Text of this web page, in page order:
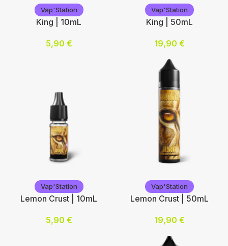
Vap'Station
Nicotine (mg/mL) :
Choix des options
Vap'Station
Ajouter au panier
Vap'Station
King | 10mL
5,90 €
Vap'Station
Nicotine (mg/mL) :
Vap'Station
King | 50mL
19,90 €
Vap'Station
Ajouter au panier
Vap'Station
Lemon Crust | 10mL
5,90 €
Vap'Station
Lemon Crust | 50mL
19,90 €